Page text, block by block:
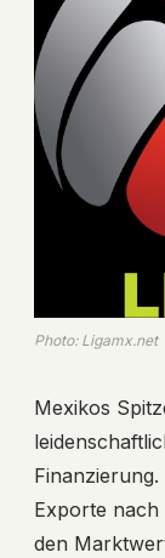
Photo: Ligamx.net
Mexikos
Exporte
den